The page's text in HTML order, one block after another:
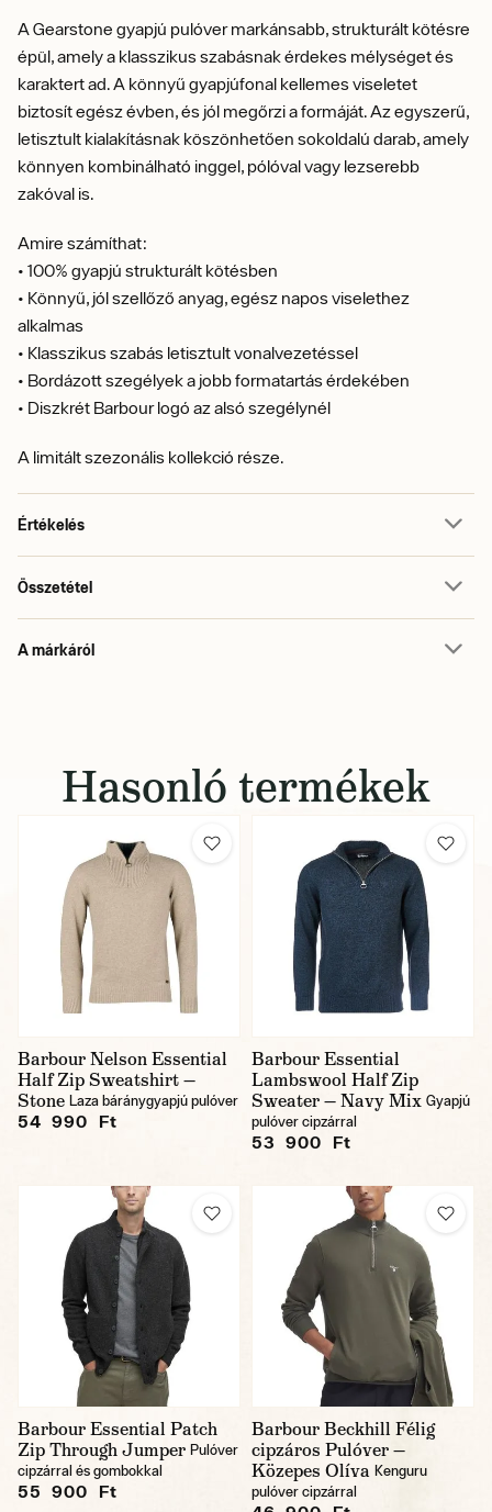
A Gearstone gyapjú pulóver markánsabb, strukturált kötésre
épül, amely a klasszikus szabásnak érdekes mélységet és
karaktert ad. A könnyű gyapjúfonal kellemes viseletet
biztosít egész évben, és jól megőrzi a formáját. Az egyszerű,
letisztult kialakításnak köszönhetően sokoldalú darab, amely
könnyen kombinálható inggel, pólóval vagy lezserebb
zakóval is.
Amire számíthat:
• 100% gyapjú strukturált kötésben
• Könnyű, jól szellőző anyag, egész napos viselethez
alkalmas
• Klasszikus szabás letisztult vonalvezetéssel
• Bordázott szegélyek a jobb formatartás érdekében
• Diszkrét Barbour logó az alsó szegélynél
A limitált szezonális kollekció része.
Értékelés
Összetétel
A márkáról
Hasonló termékek
Barbour Nelson Essential
Half Zip Sweatshirt —
Stone Laza báránygyapjú pulóver
54 990 Ft
Barbour Essential
Lambswool Half Zip
Sweater — Navy Mix Gyapjú
pulóver cipzárral
53 900 Ft
Barbour Essential Patch
Zip Through Jumper Pulóver
cipzárral és gombokkal
55 900 Ft
Barbour Beckhill Félig
cipzáros Pulóver —
Közepes Olíva Kenguru
pulóver cipzárral